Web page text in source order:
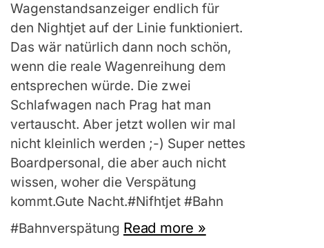
Wagenstandsanzeiger endlich für
den Nightjet auf der Linie funktioniert.
Das wär natürlich dann noch schön,
wenn die reale Wagenreihung dem
entsprechen würde. Die zwei
Schlafwagen nach Prag hat man
vertauscht. Aber jetzt wollen wir mal
nicht kleinlich werden ;-) Super nettes
Boardpersonal, die aber auch nicht
wissen, woher die Verspätung
kommt.Gute Nacht.#Nifhtjet #Bahn
#Bahnverspätung Read more »